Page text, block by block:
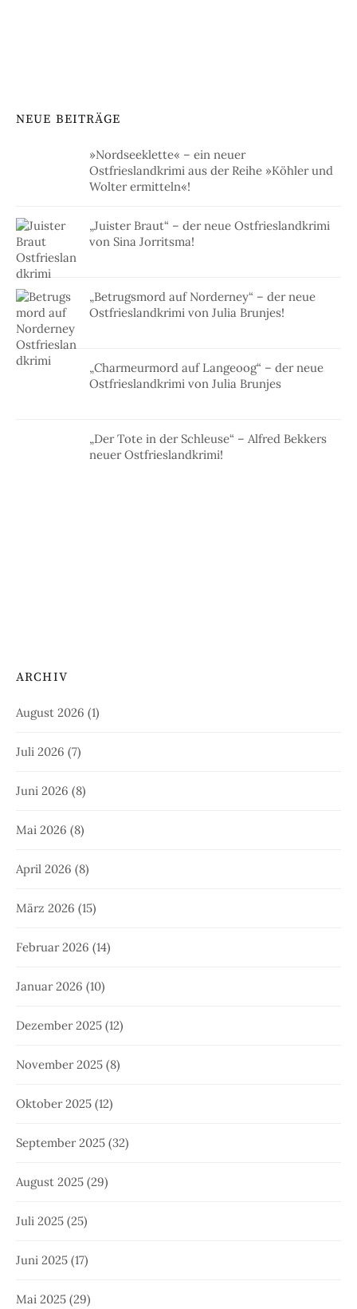
NEUE BEITRÄGE
»Nordseeklette« – ein neuer
Ostfrieslandkrimi aus der Reihe »Köhler und
Wolter ermitteln«!
„Juister Braut“ – der neue Ostfrieslandkrimi
von Sina Jorritsma!
„Betrugsmord auf Norderney“ – der neue
Ostfrieslandkrimi von Julia Brunjes!
„Charmeurmord auf Langeoog“ – der neue
Ostfrieslandkrimi von Julia Brunjes
„Der Tote in der Schleuse“ – Alfred Bekkers
neuer Ostfrieslandkrimi!
ARCHIV
August 2026 (1)
Juli 2026 (7)
Juni 2026 (8)
Mai 2026 (8)
April 2026 (8)
März 2026 (15)
Februar 2026 (14)
Januar 2026 (10)
Dezember 2025 (12)
November 2025 (8)
Oktober 2025 (12)
September 2025 (32)
August 2025 (29)
Juli 2025 (25)
Juni 2025 (17)
Mai 2025 (29)